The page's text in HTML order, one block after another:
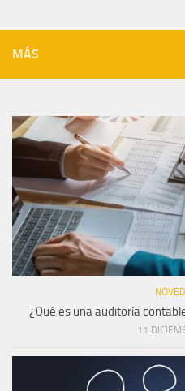
MÁS
¿Qué es una auditoría
11